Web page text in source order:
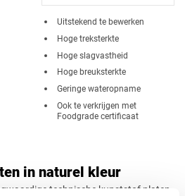
Vierkant
Driehoek
Rechthoek
Uitstekend te bewerken
Hoge treksterkte
Hoge slagvastheid
Hoge breuksterkte
Geringe wateropname
Ook te verkrijgen met
Foodgrade certificaat
in naturel kleur
technische kunststof platen